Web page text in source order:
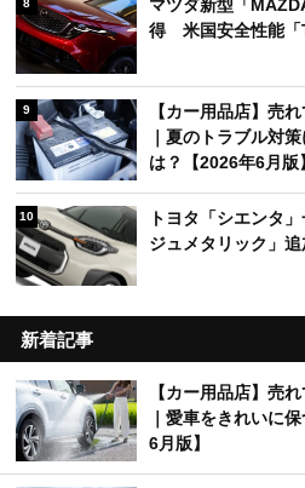
8
マツダ新型「
得 米国安全性能「
9
【カー用品店】売
｜夏のトラブル対
は？【2026年6月版】
10
トヨタ「シエンタ
ジュメタリック」
新着記事
【カー用品店】売
｜愛車をきれいに
6月版】